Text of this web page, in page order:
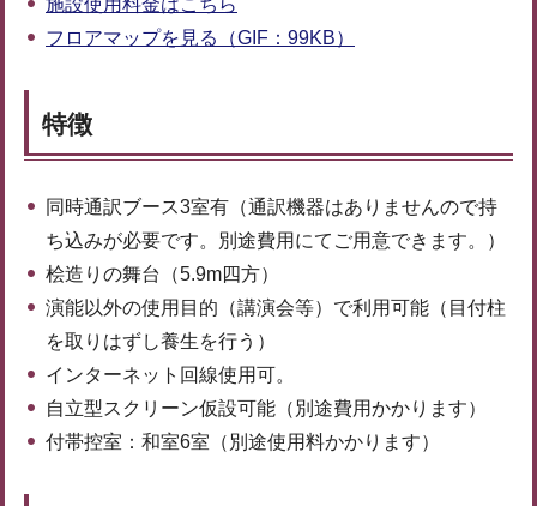
フロアマップを見る（GIF：99KB）
特徴
同時通訳ブース3室有（通訳機器はありませんので持
ち込みが必要です。別途費用にてご用意できます。）
桧造りの舞台（5.9m四方）
演能以外の使用目的（講演会等）で利用可能（目付柱
を取りはずし養生を行う）
インターネット回線使用可。
自立型スクリーン仮設可能（別途費用かかります）
付帯控室：和室6室（別途使用料かかります）